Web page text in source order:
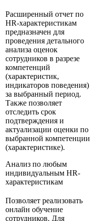
Расширенный отчет по
HR-характеристикам
предназначен для
проведения детального
анализа оценок
сотрудников в разрезе
компетенций
(характеристик,
индикаторов поведения)
за выбранный период.
Также позволяет
отследить срок
подтверждения и
актуализации оценки по
выбранной компетенции
(характеристике).
Анализ по любым
индивидуальным HR-
характеристикам
Позволяет реализовать
онлайн обучение
сотрудников. Для